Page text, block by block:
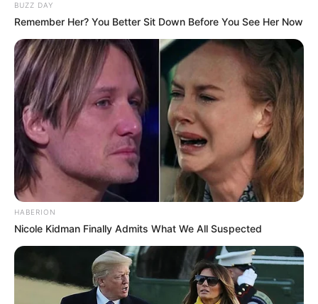
BUZZ DAY
Remember Her? You Better Sit Down Before You See Her Now
HABERION
Nicole Kidman Finally Admits What We All Suspected